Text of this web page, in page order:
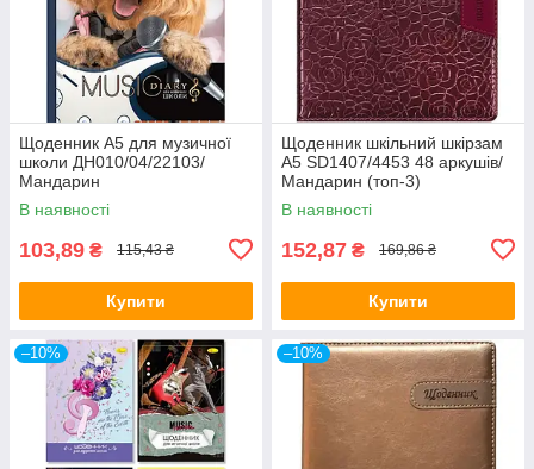
Щоденник A5 для музичної
школи ДН010/04/22103/
Мандарин
В наявності
103,89 ₴ 115,43 ₴
Купити
Щоденник шкільний шкірзам
A5 SD1407/4453 48 аркушів/
Мандарин (топ-3)
В наявності
152,87 ₴ 169,86 ₴
Купити
–10% –10%